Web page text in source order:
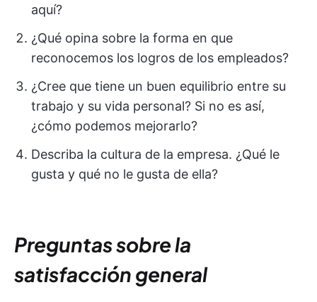
aquí?
¿Qué opina sobre la forma en que
reconocemos los logros de los empleados?
¿Cree que tiene un buen equilibrio entre su
trabajo y su vida personal? Si no es así,
¿cómo podemos mejorarlo?
Describa la cultura de la empresa. ¿Qué le
gusta y qué no le gusta de ella?
Preguntas sobre la
satisfacción general